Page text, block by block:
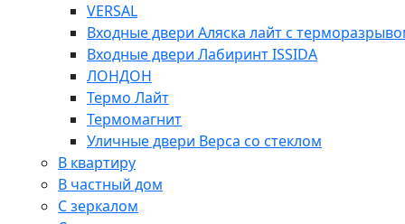
VERSAL
Входные двери Аляска лайт с
Входные двери Лабиринт ISSIDA
ЛОНДОН
Термо Лайт
Термомагнит
Уличные двери Верса со стеклом
В квартиру
В частный дом
С зеркалом